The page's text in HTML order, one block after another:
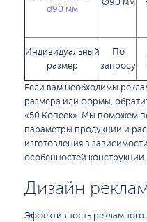
d90 мм
Ø90 мм
Индивидуальный
размер
По
запросу
Если вам необходимы
размера или формы,
«50 Копеек». Мы поможем
параметры продукции и
изготовления в
особенностей конструкции.
Дизайн
Эффективность рекламного